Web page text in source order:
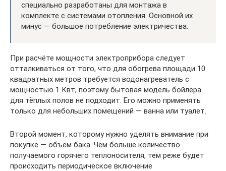
специально разработаны для монтажа в
комплекте с системами отопления. Основной их
минус — большое потребление электричества.
При расчёте мощности электроприбора следует
отталкиваться от того, что для обогрева площади 10
квадратных метров требуется водонагреватель с
мощностью 1 Квт, поэтому бытовая модель бойлера
для тёплых полов не подходит. Его можно применять
только для небольших помещений — ванна или туалет.
Второй момент, которому нужно уделять внимание при
покупке — объём бака. Чем больше количество
получаемого горячего теплоносителя, тем реже будет
происходить периодическое включение